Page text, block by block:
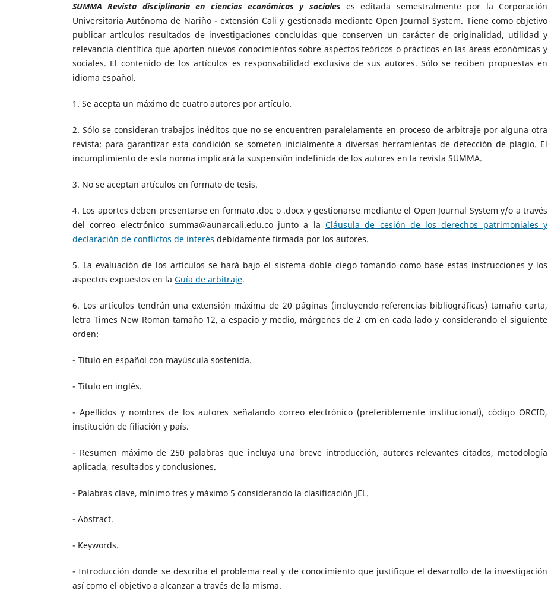
SUMMA Revista disciplinaria en ciencias económicas y socialeses editada semestralmente por la Corporación
Universitaria Autónoma de Nariño - extensión Cali y gestionada mediante Open Journal System. Tiene como objetivo
publicar artículos resultados de investigaciones concluidas que conserven un carácter de originalidad, utilidad y
relevancia científica que aporten nuevos conocimientos sobre aspectos teóricos o prácticos en las áreas económicas y
sociales. El contenido de los artículos es responsabilidad exclusiva de sus autores. Sólo se reciben propuestas en
idioma español.
1. Se acepta un máximo de cuatro autores por artículo.
2. Sólo se consideran trabajos inéditos que no se encuentren paralelamente en proceso de arbitraje por alguna otra
revista; para garantizar esta condición se someten inicialmente a diversas herramientas de detección de plagio. El
incumplimiento de esta norma implicará la suspensión indefinida de los autores en la revista SUMMA.
3. No se aceptan artículos en formato de tesis.
4. Los aportes deben presentarse en formato .doc o .docx y gestionarse mediante el Open Journal System y/o a través
del correo electrónico summa@aunarcali.edu.co junto a la Cláusula de cesión de los derechos patrimoniales y
declaración de conflictos de interés debidamente firmada por los autores.
5. La evaluación de los artículos se hará bajo el sistema doble ciego tomando como base estas instrucciones y los
aspectos expuestos en la Guía de arbitraje.
6. Los artículos tendrán una extensión máxima de 20 páginas (incluyendo referencias bibliográficas) tamaño carta,
letra Times New Roman tamaño 12, a espacio y medio, márgenes de 2 cm en cada lado y considerando el siguiente
orden:
- Título en español con mayúscula sostenida.
- Título en inglés.
- Apellidos y nombres de los autores señalando correo electrónico (preferiblemente institucional), código ORCID,
institución de filiación y país.
- Resumen máximo de 250 palabras que incluya una breve introducción, autores relevantes citados, metodología
aplicada, resultados y conclusiones.
- Palabras clave, mínimo tres y máximo 5 considerando la clasificación JEL.
- Abstract.
- Keywords.
- Introducción donde se describa el problema real y de conocimiento que justifique el desarrollo de la investigación
así como el objetivo a alcanzar a través de la misma.